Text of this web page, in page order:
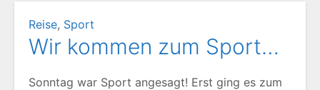
Reise, Sport
Wir kommen zum Sport…
Sonntag war Sport angesagt! Erst ging es zum